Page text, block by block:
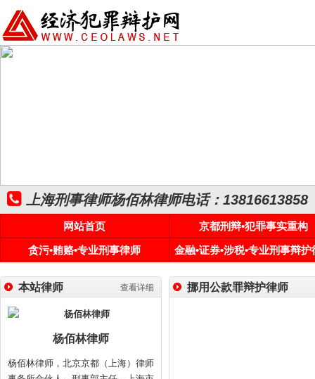
上海刑事律师杨佰林律师电话：13816613858
网站首页
京都刑辩•犯罪事实重构
贪污•贿赂•专业刑事律师
金融•证券•涉税•专业刑事辩护
查看详细
本站律师
杨佰林律师
杨佰林律师，北京京都（上海）律师
挪用公款罪辩护律师